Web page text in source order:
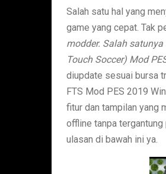
Salah satu hal yang
game yang cepat. Tak
modder. Salah
Touch Soccer) Mod
diupdate sesuai bursa
FTS Mod PES 2019
fitur dan tampilan yang
offline tanpa
ulasan di bawah ini ya.